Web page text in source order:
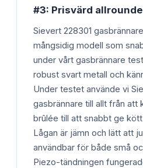
#3: Prisvärd
Sievert 228301
mångsidig modell som
under vårt gasbrännare
robust svart metall och
Under testet använde vi
gasbrännare till allt från att
brûlée till att snabbt ge
Lågan är jämn och lätt att
användbar för både små
Piezo-tändningen